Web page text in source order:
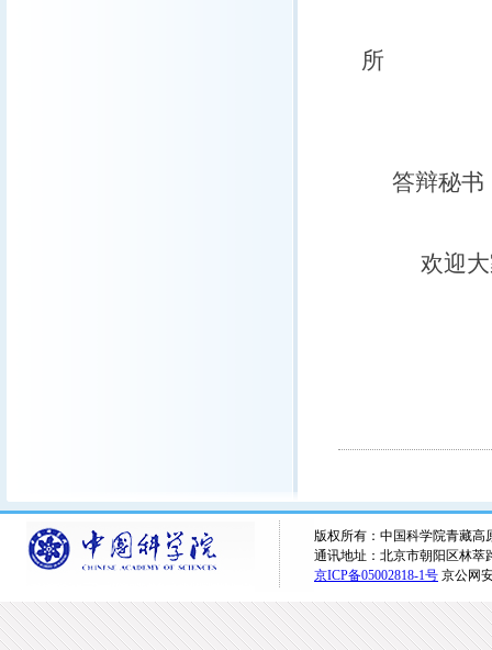
所
答辩秘
欢迎大
版权所有：中国科学院青藏高
通讯地址：北京市朝阳区林萃
京ICP备05002818-1号 京公网